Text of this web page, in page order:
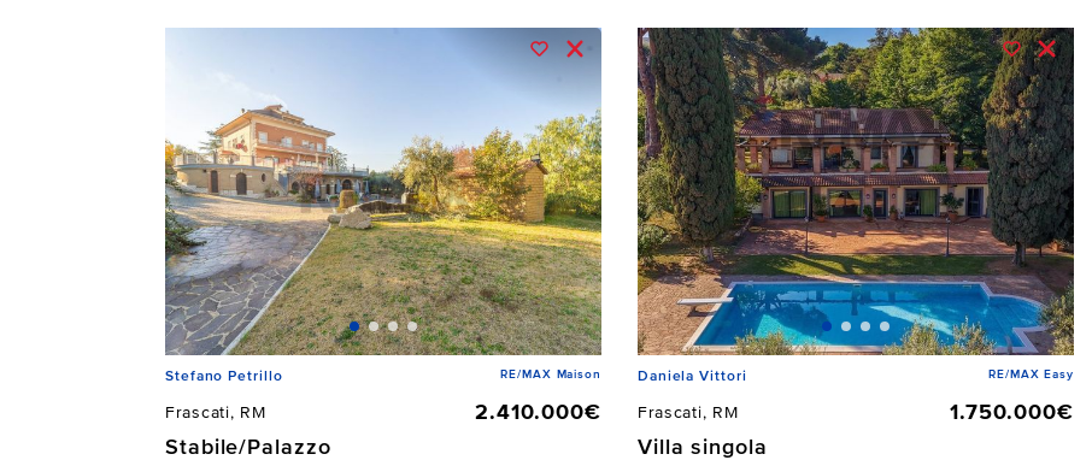
Stefano Petrillo RE/MAX Maison
Frascati, RM
2.410.000€
Stabile/Palazzo
Daniela Vittori RE/MAX Easy
Frascati, RM
1.750.000€
Villa singola